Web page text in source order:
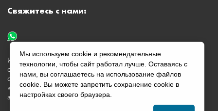
Свяжитесь с нами:
Информация, размещенная на сайте velsaa.ru, является
ознакомительной и не является публичной офертой,
определяемой положениями Статьи 437 Гражданского
кодекса Российской Федерации. Перед оплатой согласуйте
заказ с менеджером.
Мы используем cookie и рекомендательные
технологии, чтобы сайт работал лучше. Оставаясь с
нами, вы соглашаетесь на использование файлов
cookie. Вы можете запретить сохранение cookie в
настройках своего браузера.